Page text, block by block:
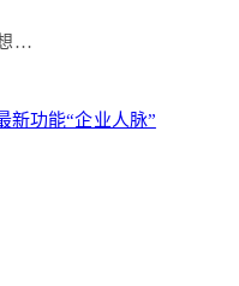
…
新功能“企业人脉”